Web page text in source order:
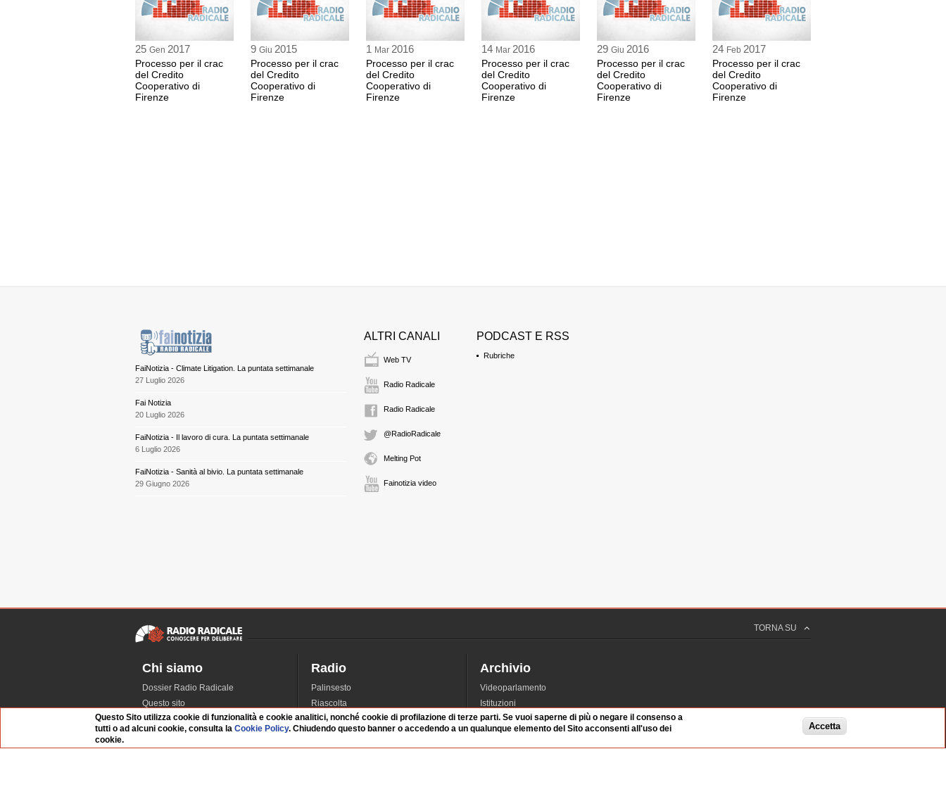
25 Gen 2017
Processo per il crac
del Credito
Cooperativo di
Firenze
9 Giu 2015
Processo per il crac
del Credito
Cooperativo di
Firenze
1 Mar 2016
Processo per il crac
del Credito
Cooperativo di
Firenze
14 Mar 2016
Processo per il crac
del Credito
Cooperativo di
Firenze
29 Giu 2016
Processo per il crac
del Credito
Cooperativo di
Firenze
24 Feb 2017
Processo per il crac
del Credito
Cooperativo di
Firenze
FaiNotizia - Climate Litigation. La puntata settimanale
27 Luglio 2026
Fai Notizia
20 Luglio 2026
FaiNotizia - Il lavoro di cura. La puntata settimanale
6 Luglio 2026
FaiNotizia - Sanità al bivio. La puntata settimanale
29 Giugno 2026
ALTRI CANALI
Web TV
Radio Radicale
Radio Radicale
@RadioRadicale
Melting Pot
Fainotizia video
PODCAST E RSS
Rubriche
TORNA SU
Chi siamo
Dossier Radio Radicale
Questo sito
L'Archivio
Redazione
La musica da Requiem
Radio
Palinsesto
Riascolta
Dirette
Rubriche
Interviste
Archivio
Videoparlamento
Istituzioni
Dibattiti
Manifestazioni
Radicali
Questo Sito utilizza cookie di funzionalità e cookie analitici, nonché cookie di profilazione di terze parti. Se vuoi saperne di più o negare il consenso a
tutti o ad alcuni cookie, consulta laCookie Policy. Chiudendo questo banner o accedendo a un qualunque elemento del Sito acconsenti all'uso dei
cookie.
Accetta